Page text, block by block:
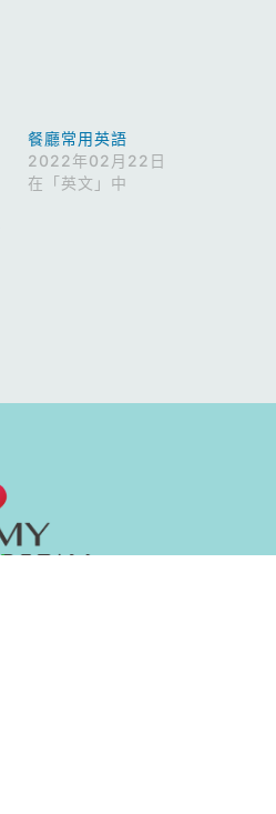
餐廳常用英語
2022年02月22日
在「英文」中